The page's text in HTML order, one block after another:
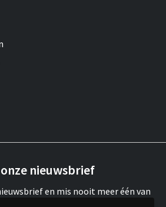
nieuwsbrief
en mis nooit meer één van